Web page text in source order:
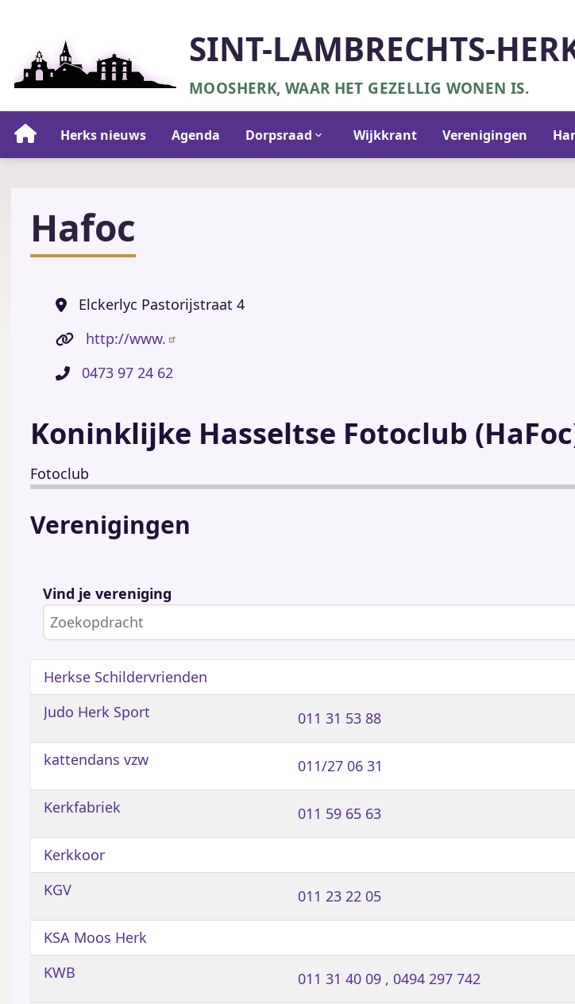
gaan
SINT-LAMBRECHTS-
MOOSHERK, WAAR HET GEZELLIG WONEN IS.
Hoofdnavigatie
Herks nieuws Agenda Dorpsraad Wijkkrant Verenigingen
Hafoc
Elckerlyc Pastorijstraat 4
http://www.
0473 97 24 62
Koninklijke Hasseltse Fotoclub
Fotoclub
Verenigingen
Vind je vereniging
Herkse Schildervrienden
Judo Herk Sport
011 31 53 88
kattendans vzw 011/27 06 31
Kerkfabriek 011 59 65 63
Kerkkoor
KGV
011 23 22 05
KSA Moos Herk
KWB
011 31 40 09 , 0494 297 742